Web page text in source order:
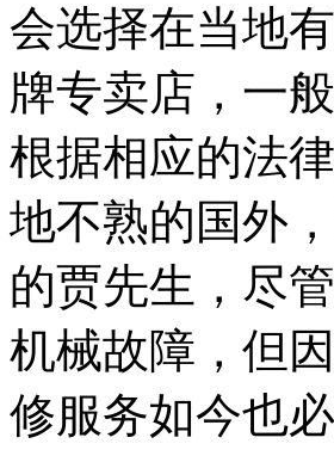
会选择在当地
牌专卖店，一
根据相应的法
地不熟的国外
的贾先生，尽
机械故障，但
修服务如今也